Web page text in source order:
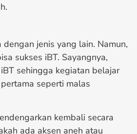
jenis yang lain. Namun,
sukses iBT. Sayangnya,
sehingga kegiatan belajar
seperti malas
kembali secara
ada aksen aneh atau